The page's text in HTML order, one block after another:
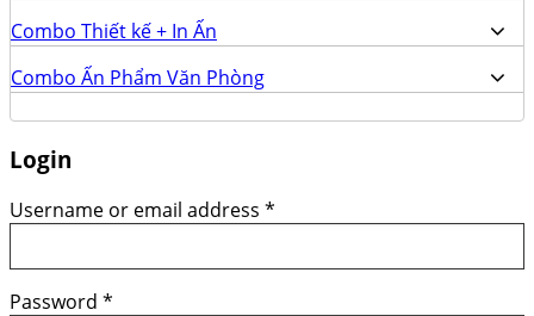
Combo Thiết kế + In Ấn
Combo Ấn Phẩm Văn Phòng
Login
Username or email address *
Password *